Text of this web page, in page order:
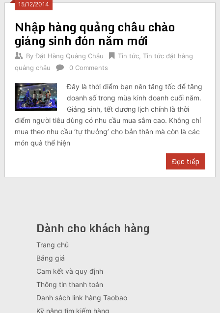
15/12/2014
Nhập hàng quảng châu chào
giáng sinh đón năm mới
By Đặt Hàng Quảng Châu Tin tức, Tin tức đặt hàng
quảng châu
0 Comments
Đây là thời điểm bạn nên tăng tốc để tăng
doanh số trong mùa kinh doanh cuối năm.
Giáng sinh, tết dương lịch chính là thời
điểm người tiêu dùng có nhu cầu mua sắm cao. Không chỉ
mua theo nhu cầu ‘tự thưởng’ cho bản thân mà còn là các
món quà thể hiện
Đọc tiếp
Posts
navigation
Dành cho khách hàng
Trang chủ
Bảng giá
Cam kết và quy định
Thông tin thanh toán
Danh sách link hàng Taobao
Kỹ năng tìm kiếm hàng